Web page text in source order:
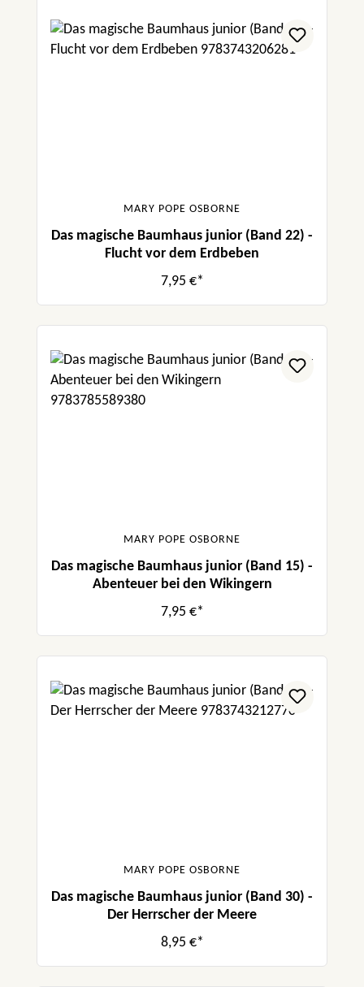
MARY POPE OSBORNE
Das magische Baumhaus junior (Band 22) -
Flucht vor dem Erdbeben
7,95 €*
MARY POPE OSBORNE
Das magische Baumhaus junior (Band 15) -
Abenteuer bei den Wikingern
7,95 €*
MARY POPE OSBORNE
Das magische Baumhaus junior (Band 30) -
Der Herrscher der Meere
8,95 €*